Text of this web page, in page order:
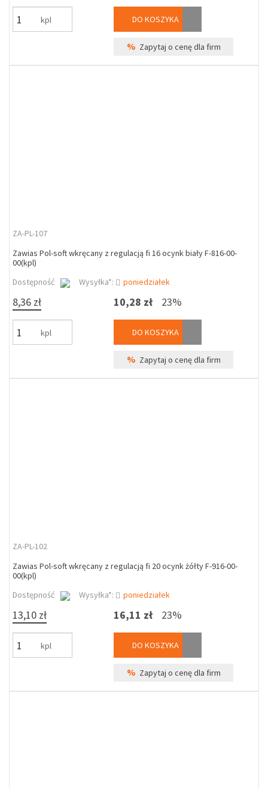
kpl DO KOSZYKA
% Zapytaj o cenę dla firm
ZA-PL-107
Zawias Pol-soft wkręcany z regulacją fi 16 ocynk biały F-816-00-
00(kpl)
Dostępność
Wysyłka*: poniedziałek
8,36 zł
kpl
10,28 zł 23%
DO KOSZYKA
% Zapytaj o cenę dla firm
ZA-PL-102
Zawias Pol-soft wkręcany z regulacją fi 20 ocynk żółty F-916-00-
00(kpl)
Dostępność
Wysyłka*: poniedziałek
13,10 zł
kpl
16,11 zł 23%
DO KOSZYKA
% Zapytaj o cenę dla firm